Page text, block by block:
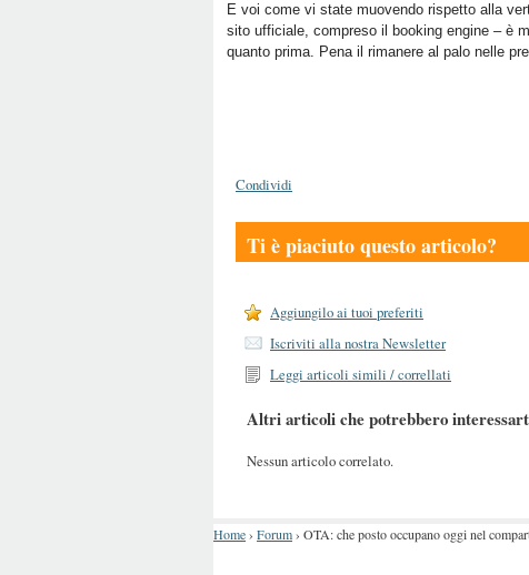
E voi come vi state muovendo rispetto alla
sito ufficiale, compreso il booking engine – è
quanto prima. Pena il rimanere al palo nelle
Condividi
Ti è piaciuto questo articolo?
Aggiungilo ai tuoi preferiti
Iscriviti alla nostra Newsletter
Leggi articoli simili / correllati
Altri articoli che potrebbero
Nessun articolo correlato.
Home› Forum› OTA: che posto occupano oggi nel